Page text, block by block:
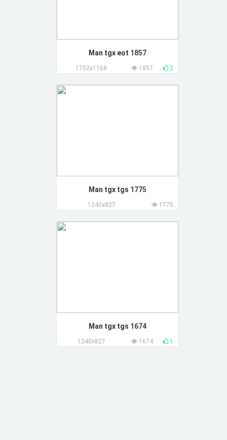
Man tgx eot 1857
1752x1168 2
1857
Man tgx tgs 1775
1240x827 1775
Man tgx tgs 1674
1240x827 1
1674